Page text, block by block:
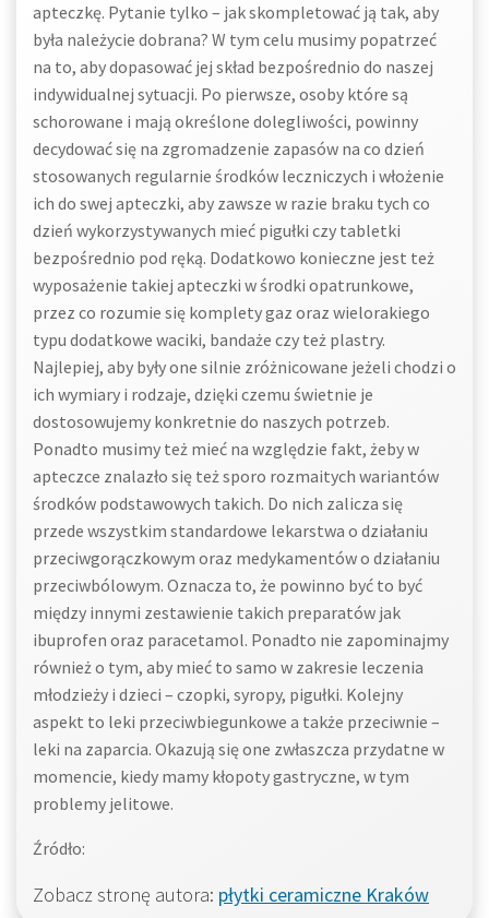
apteczkę. Pytanie tylko – jak skompletować ją tak, aby
była należycie dobrana? W tym celu musimy popatrzeć
na to, aby dopasować jej skład bezpośrednio do naszej
indywidualnej sytuacji. Po pierwsze, osoby które są
schorowane i mają określone dolegliwości, powinny
decydować się na zgromadzenie zapasów na co dzień
stosowanych regularnie środków leczniczych i włożenie
ich do swej apteczki, aby zawsze w razie braku tych co
dzień wykorzystywanych mieć pigułki czy tabletki
bezpośrednio pod ręką. Dodatkowo konieczne jest też
wyposażenie takiej apteczki w środki opatrunkowe,
przez co rozumie się komplety gaz oraz wielorakiego
typu dodatkowe waciki, bandaże czy też plastry.
Najlepiej, aby były one silnie zróżnicowane jeżeli chodzi o
ich wymiary i rodzaje, dzięki czemu świetnie je
dostosowujemy konkretnie do naszych potrzeb.
Ponadto musimy też mieć na względzie fakt, żeby w
apteczce znalazło się też sporo rozmaitych wariantów
środków podstawowych takich. Do nich zalicza się
przede wszystkim standardowe lekarstwa o działaniu
przeciwgorączkowym oraz medykamentów o działaniu
przeciwbólowym. Oznacza to, że powinno być to być
między innymi zestawienie takich preparatów jak
ibuprofen oraz paracetamol. Ponadto nie zapominajmy
również o tym, aby mieć to samo w zakresie leczenia
młodzieży i dzieci – czopki, syropy, pigułki. Kolejny
aspekt to leki przeciwbiegunkowe a także przeciwnie –
leki na zaparcia. Okazują się one zwłaszcza przydatne w
momencie, kiedy mamy kłopoty gastryczne, w tym
problemy jelitowe.
Źródło:
Zobacz stronę autora: płytki ceramiczne Kraków